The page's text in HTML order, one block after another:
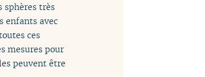
sphères très
enfants avec
ces
mesures pour
peuvent être